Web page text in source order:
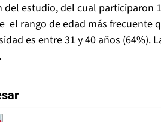
del estudio, del cual participaron
el rango de edad más frecuente
es entre 31 y 40 años (64%).